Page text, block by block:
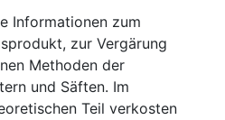
Informationen zum
zur Vergärung
Methoden der
und Säften. Im
Teil verkosten